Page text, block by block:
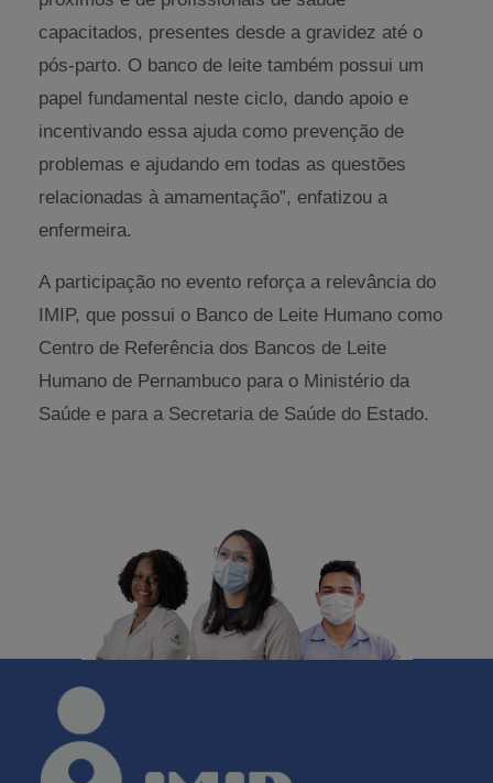
capacitados, presentes desde a gravidez até o
pós-parto. O banco de leite também possui um
papel fundamental neste ciclo, dando apoio e
incentivando essa ajuda como prevenção de
problemas e ajudando em todas as questões
relacionadas à amamentação”, enfatizou a
enfermeira.
A participação no evento reforça a relevância do
IMIP, que possui o Banco de Leite Humano como
Centro de Referência dos Bancos de Leite
Humano de Pernambuco para o Ministério da
Saúde e para a Secretaria de Saúde do Estado.